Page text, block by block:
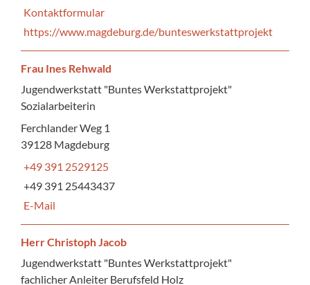
Kontaktformular
https://www.magdeburg.de/bunteswerkstattprojekt
Frau Ines Rehwald
Jugendwerkstatt "Buntes Werkstattprojekt"
Sozialarbeiterin
Ferchlander Weg 1
39128 Magdeburg
+49 391 2529125
+49 391 25443437
E-Mail
Herr Christoph Jacob
Jugendwerkstatt "Buntes Werkstattprojekt"
fachlicher Anleiter Berufsfeld Holz